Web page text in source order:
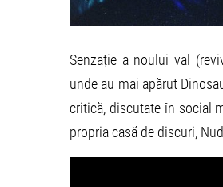
Senzație a noului val
unde au mai apărut
critică, discutate în social
propria casă de discuri,